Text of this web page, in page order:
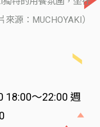
源：MUCHOYAKI）
18:00～22:00 週